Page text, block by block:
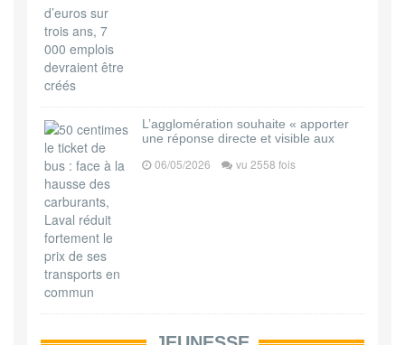
L’agglomération souhaite « apporter
une réponse directe et visible aux
06/05/2026 vu 2558 fois